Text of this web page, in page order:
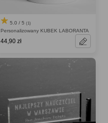
5.0 / 5 (1)
Personalizowany KUBEK LABORANTA
44,90 zł